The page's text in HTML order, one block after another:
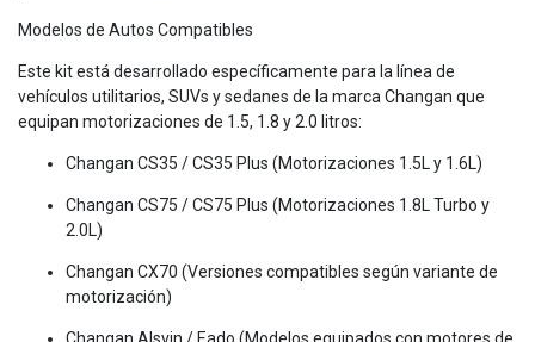
Modelos de Autos Compatibles
Este kit está desarrollado específicamente para la línea de
vehículos utilitarios, SUVs y sedanes de la marca Changan que
equipan motorizaciones de 1.5, 1.8 y 2.0 litros:
Changan CS35 / CS35 Plus (Motorizaciones 1.5L y 1.6L)
Changan CS75 / CS75 Plus (Motorizaciones 1.8L Turbo y
2.0L)
Changan CX70 (Versiones compatibles según variante de
motorización)